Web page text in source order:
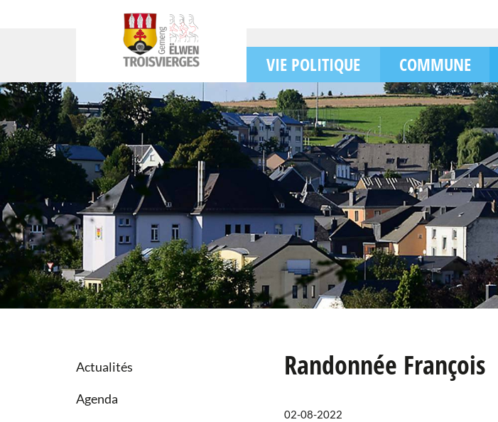
VIE POLITIQUE COMMUNE
Actualités
Agenda
Randonnée François
02-08-2022